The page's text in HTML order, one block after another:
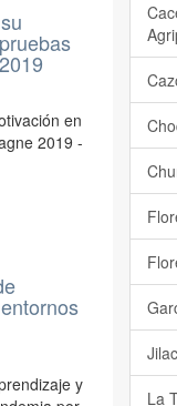
en
2019 -
y
La